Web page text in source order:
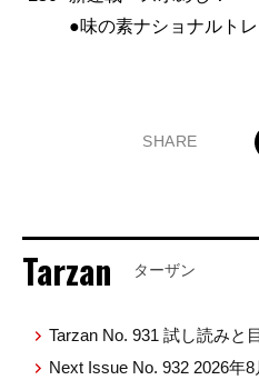
●味の素ナショナルト
SHARE
Tarzan ターザン
Tarzan No. 931 試し読みと
Next Issue No. 932 2026年